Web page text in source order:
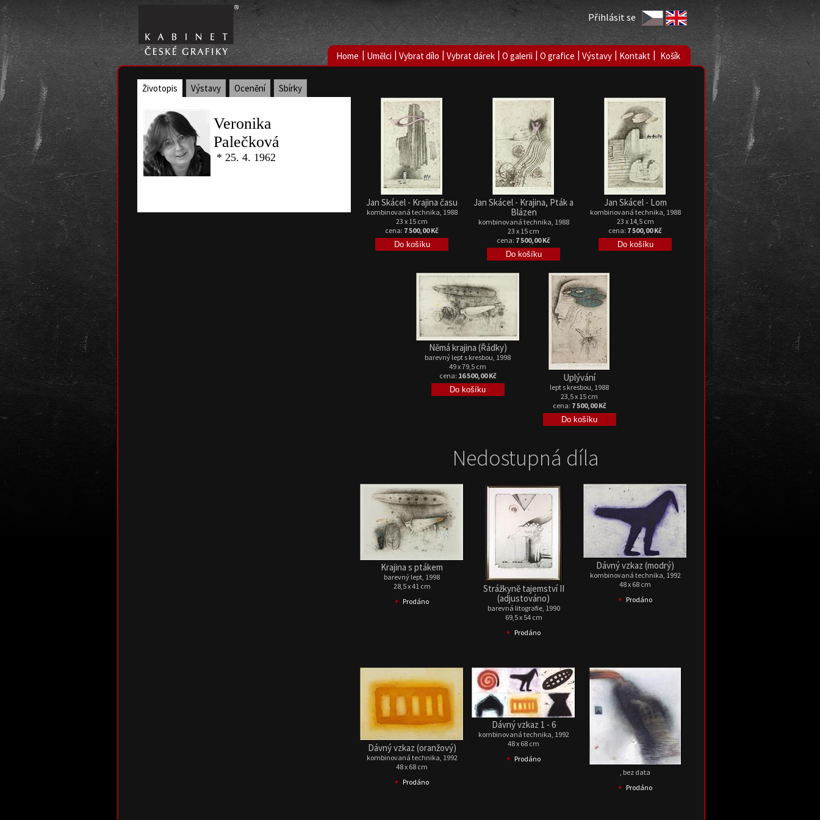
Přihlásit se
Home | Umělci | Vybrat dílo | Vybrat dárek | O galerii | O grafice | Výstavy | Kontakt | Košík
Životopis Výstavy Ocenění Sbírky
Veronika
Palečková
* 25. 4. 1962
Jan Skácel - Krajina času
kombinovaná technika, 1988
23 x 15 cm
cena: 7 500,00 Kč
Jan Skácel - Krajina, Pták a
Blázen
kombinovaná technika, 1988
23 x 15 cm
cena: 7 500,00 Kč
Jan Skácel - Lom
kombinovaná technika, 1988
23 x 14,5 cm
cena: 7 500,00 Kč
Němá krajina (Řádky)
barevný lept s kresbou, 1998
49 x 79,5 cm
cena: 16 500,00 Kč Uplývání
lept s kresbou, 1988
23,5 x 15 cm
cena: 7 500,00 Kč
Nedostupná díla
Krajina s ptákem
barevný lept, 1998
28,5 x 41 cm
• Prodáno
Strážkyně tajemství II
(adjustováno)
barevná litografie, 1990
69,5 x 54 cm
• Prodáno
Dávný vzkaz (modrý)
kombinovaná technika, 1992
48 x 68 cm
• Prodáno
Dávný vzkaz (oranžový)
kombinovaná technika, 1992
48 x 68 cm
• Prodáno
Dávný vzkaz 1 - 6
kombinovaná technika, 1992
48 x 68 cm
• Prodáno
, bez data
• Prodáno